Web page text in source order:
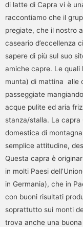
di latte di Capra vi è
raccontiamo che il
pregiate, che il nostro
caseario d’eccellenza
sapere di più sul suo
amiche capre. Le
munta) di mattina alle
passeggiate
acque pulite ed aria
stanza/stalla. La capra
domestica di
semplice attitudine,
Questa capra è
in molti Paesi
in Germania), che in
con buoni risultati
soprattutto sui monti
trova anche una